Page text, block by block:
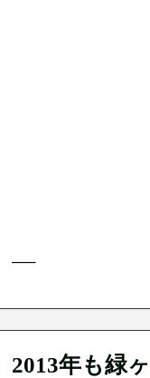
—–
2013年も緑